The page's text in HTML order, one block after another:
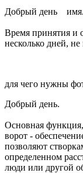
Добрый день имя.
Время принятия и
несколько дней, не
для чего нужны
Добрый день.
Основная
ворот -
позволяют
определенном
люди или другой